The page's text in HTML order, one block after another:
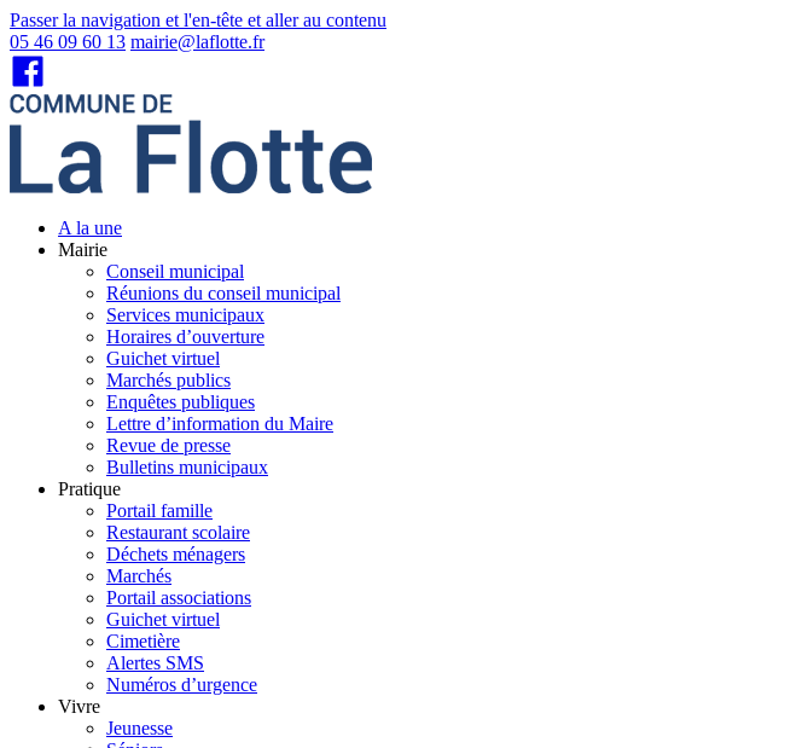
Passer la navigation et l'en-tête et aller au contenu
05 46 09 60 13 mairie@laflotte.fr
A la une
Mairie
Conseil municipal
Réunions du conseil municipal
Services municipaux
Horaires d’ouverture
Guichet virtuel
Marchés publics
Enquêtes publiques
Lettre d’information du Maire
Revue de presse
Bulletins municipaux
Pratique
Portail famille
Restaurant scolaire
Déchets ménagers
Marchés
Portail associations
Guichet virtuel
Cimetière
Alertes SMS
Numéros d’urgence
Vivre
Jeunesse